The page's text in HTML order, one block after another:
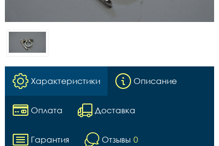
Характеристики Описание
Оплата Доставка
Гарантия Отзывы 0